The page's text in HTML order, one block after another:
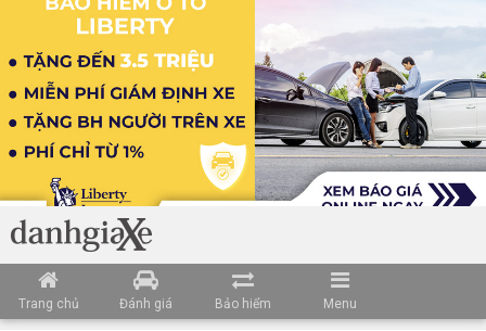
Trang chủ Đánh giá Bảo hiểm Menu